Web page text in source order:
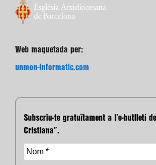
Web maquetada per:
unmon-informatic.com
Subscriu-te gratuïtament a l’e-butlletí
Cristiana”.